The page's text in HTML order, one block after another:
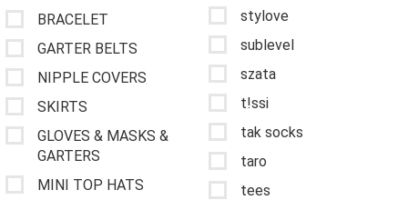
BRACELET
GARTER BELTS
NIPPLE COVERS
SKIRTS
GLOVES & MASKS &
GARTERS
MINI TOP HATS
stylove
sublevel
szata
t!ssi
tak socks
taro
tees